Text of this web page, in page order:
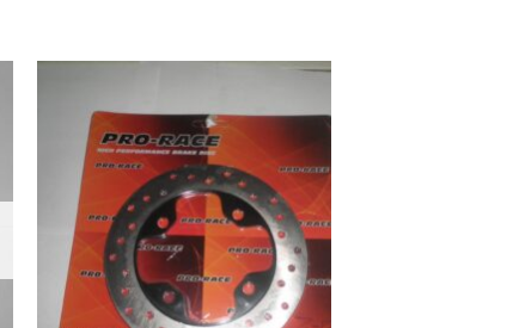
στη Λίστα
Επιθυμιών